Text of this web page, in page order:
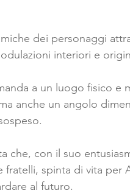
dei personaggi
interiori e
a un luogo fisico e
anche un angolo
che, con il suo
fratelli, spinta di vita per
al futuro.